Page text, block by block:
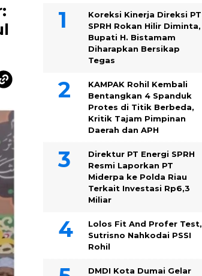
Koreksi Kinerja Direksi PT
SPRH Rokan Hilir Diminta,
Bupati H. Bistamam
Diharapkan Bersikap
Tegas
KAMPAK Rohil Kembali
Bentangkan 4 Spanduk
Protes di Titik Berbeda,
Kritik Tajam Pimpinan
Daerah dan APH
Direktur PT Energi SPRH
Resmi Laporkan PT
Miderpa ke Polda Riau
Terkait Investasi Rp6,3
Miliar
Lolos Fit And Profer Test,
Sutrisno Nahkodai PSSI
Rohil
DMDI Kota Dumai Gelar